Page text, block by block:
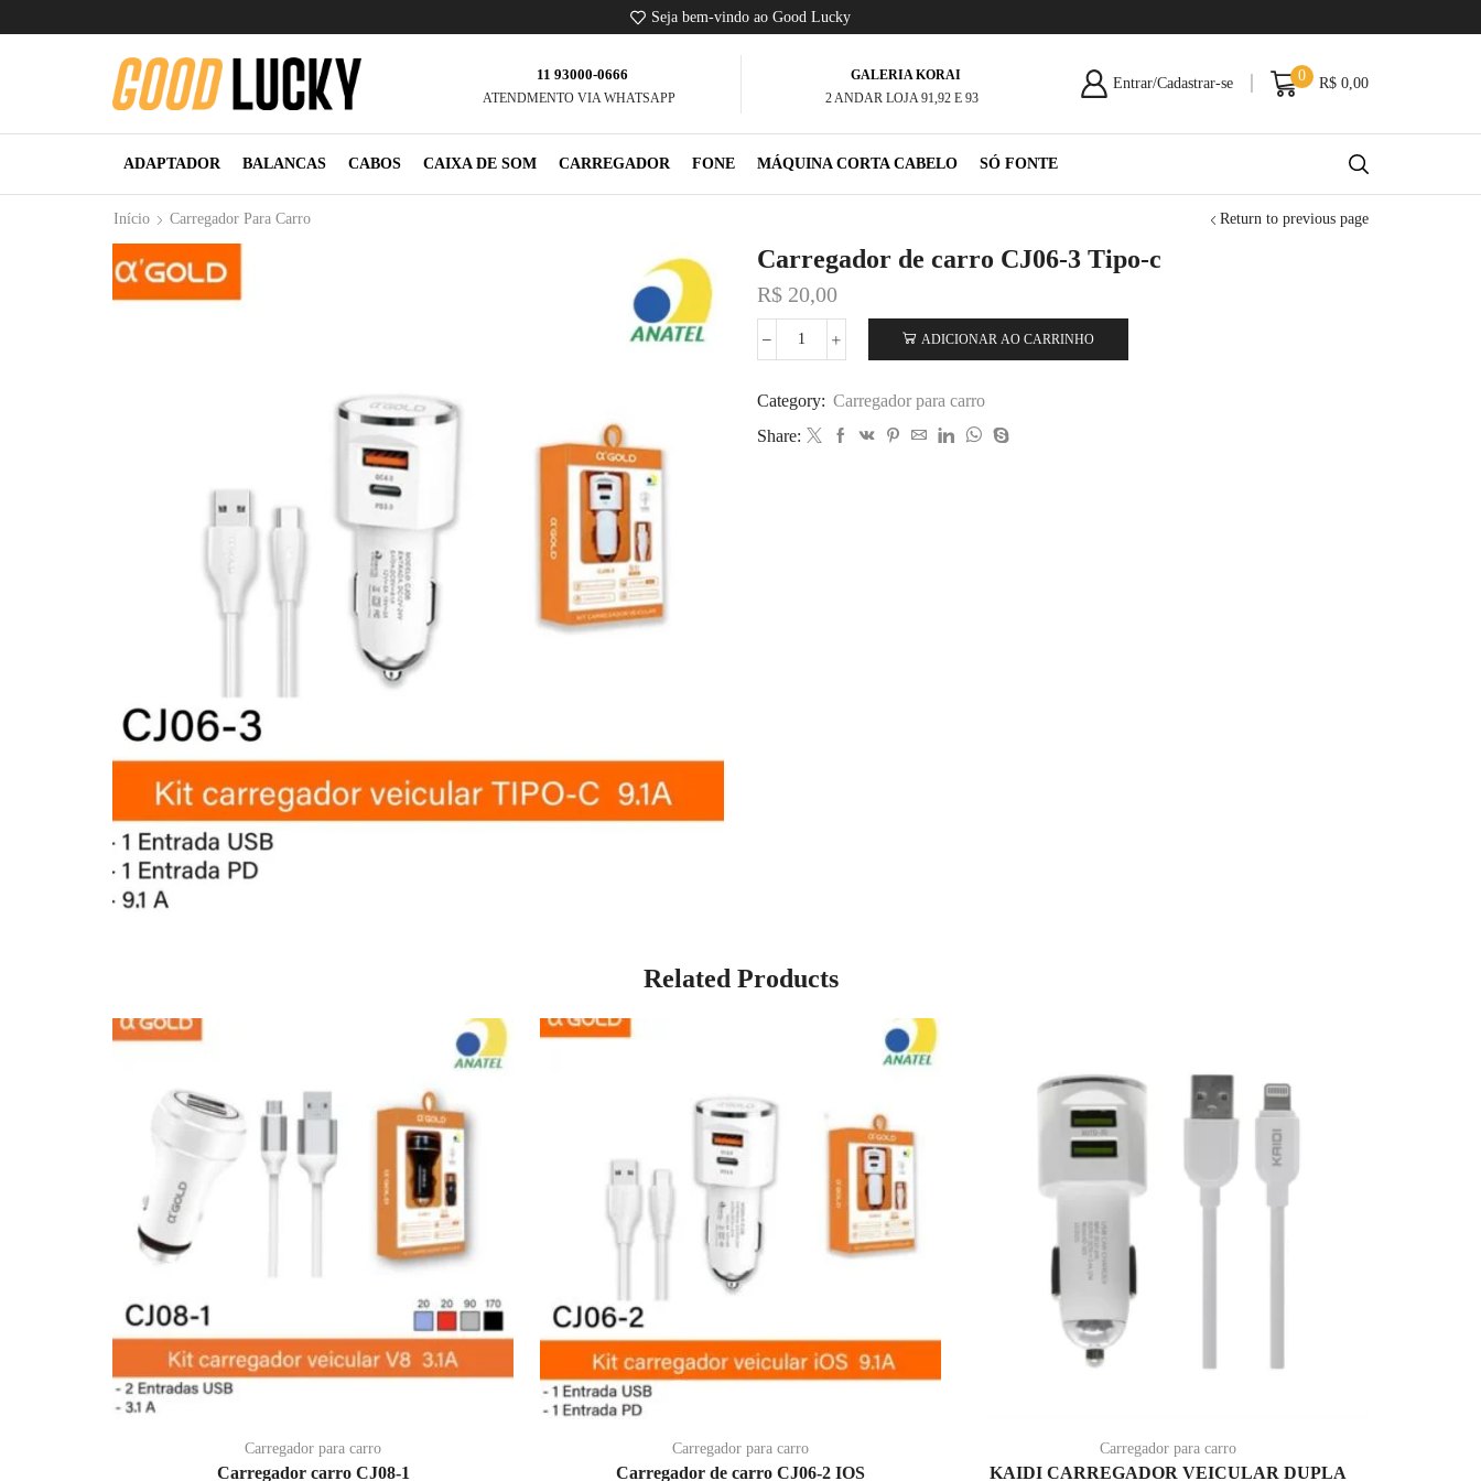
Seja bem-vindo ao Good Lucky
11 93000-0666
ATENDMENTO VIA WHATSAPP
GALERIA KORAI
2 ANDAR LOJA 91,92 E 93
Entrar/Cadastrar-se 0 R$ 0,00
ADAPTADOR BALANCAS CABOS CAIXA DE SOM CARREGADOR FONE MÁQUINA CORTA CABELO SÓ FONTE
Início Carregador Para Carro Return to previous page
Carregador de carro CJ06-3 Tipo-c
R$ 20,00
ADICIONAR AO CARRINHO
Category: Carregador para carro
Share:
Related Products
Carregador para carro
Carregador carro CJ08-1
Carregador para carro
Carregador de carro CJ06-2 IOS
Carregador para carro
KAIDI CARREGADOR VEICULAR DUPLA